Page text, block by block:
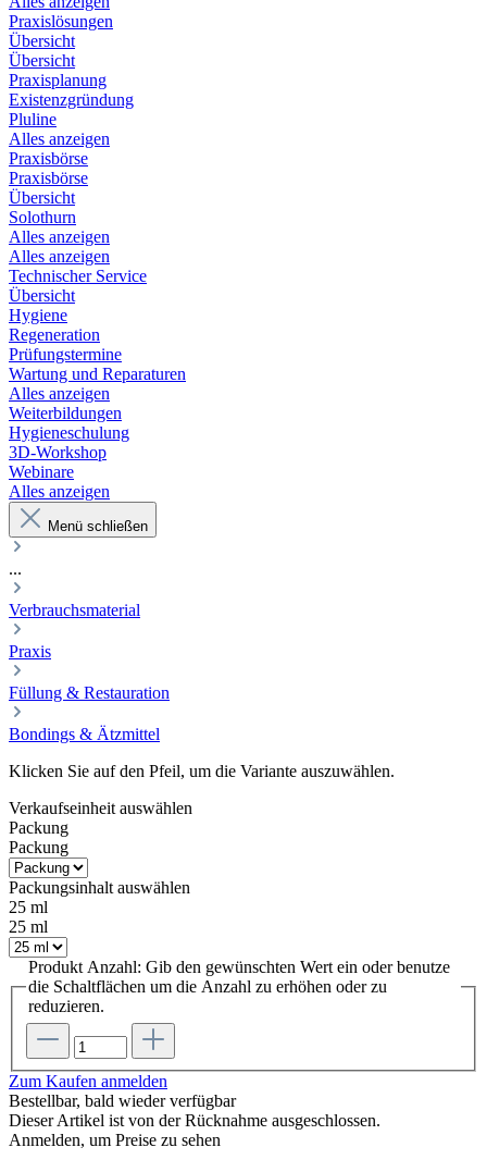
Praxislösungen
Übersicht
Übersicht
Praxisplanung
Existenzgründung
Pluline
Alles anzeigen
Praxisbörse
Praxisbörse
Übersicht
Solothurn
Alles anzeigen
Alles anzeigen
Technischer Service
Übersicht
Hygiene
Regeneration
Prüfungstermine
Wartung und Reparaturen
Alles anzeigen
Weiterbildungen
Hygieneschulung
3D-Workshop
Webinare
Alles anzeigen
Menü schließen
...
Verbrauchsmaterial
Praxis
Füllung & Restauration
Bondings & Ätzmittel
Klicken Sie auf den Pfeil, um die Variante auszuwählen.
Verkaufseinheit auswählen
Packung
Packung
Packungsinhalt auswählen
25 ml
25 ml
Produkt Anzahl: Gib den gewünschten Wert ein oder benutze
die Schaltflächen um die Anzahl zu erhöhen oder zu
reduzieren.
Zum Kaufen anmelden
Bestellbar, bald wieder verfügbar
Dieser Artikel ist von der Rücknahme ausgeschlossen.
Anmelden, um Preise zu sehen